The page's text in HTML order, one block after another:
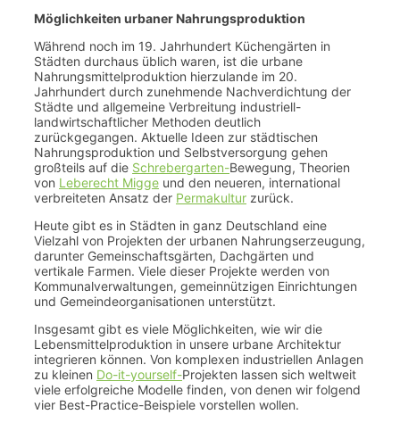
Möglichkeiten urbaner Nahrungsproduktion
Während noch im 19. Jahrhundert Küchengärten in
Städten durchaus üblich waren, ist die urbane
Nahrungsmittelproduktion hierzulande im 20.
Jahrhundert durch zunehmende Nachverdichtung der
Städte und allgemeine Verbreitung industriell-
landwirtschaftlicher Methoden deutlich
zurückgegangen. Aktuelle Ideen zur städtischen
Nahrungsproduktion und Selbstversorgung gehen
großteils auf die Schrebergarten-Bewegung, Theorien
von Leberecht Migge und den neueren, international
verbreiteten Ansatz der Permakultur zurück.
Heute gibt es in Städten in ganz Deutschland eine
Vielzahl von Projekten der urbanen Nahrungserzeugung,
darunter Gemeinschaftsgärten, Dachgärten und
vertikale Farmen. Viele dieser Projekte werden von
Kommunalverwaltungen, gemeinnützigen Einrichtungen
und Gemeindeorganisationen unterstützt.
Insgesamt gibt es viele Möglichkeiten, wie wir die
Lebensmittelproduktion in unsere urbane Architektur
integrieren können. Von komplexen industriellen Anlagen
zu kleinen Do-it-yourself-Projekten lassen sich weltweit
viele erfolgreiche Modelle finden, von denen wir folgend
vier Best-Practice-Beispiele vorstellen wollen.